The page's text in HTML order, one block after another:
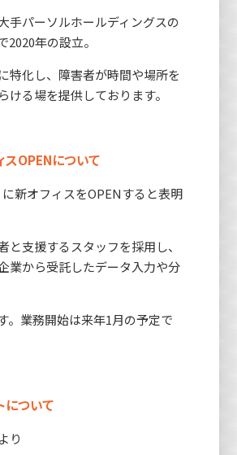
手パーソルホールディングスの
2020年の設立。
特化し、障害者が時間や場所を
ける場を提供しております。
スOPENについて
新オフィスをOPENすると表明
と支援するスタッフを採用し、
業から受託したデータ入力や分
。業務開始は来年1月の予定で
について
り